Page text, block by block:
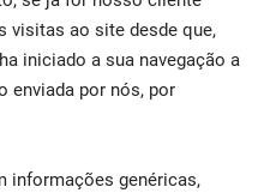
visitas ao site desde que,
iniciado a sua navegação a
enviada por nós, por
informações genéricas,